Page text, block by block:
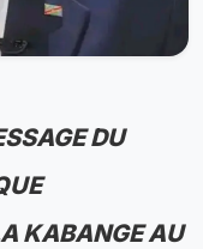
DU
KABANGE AU